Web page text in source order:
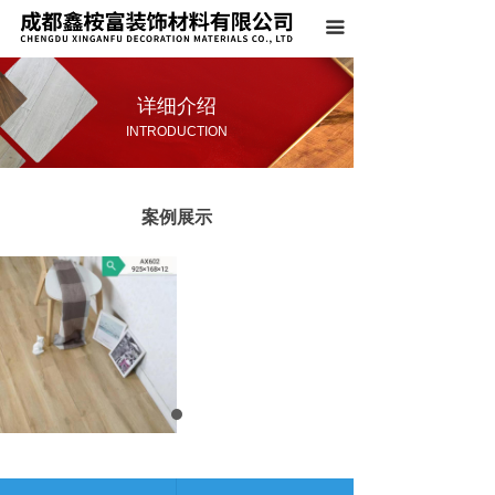
끀
首页
关于我们
产品系列
案例展示
新闻中心
联系我们
详细介绍
INTRODUCTION
案例展示